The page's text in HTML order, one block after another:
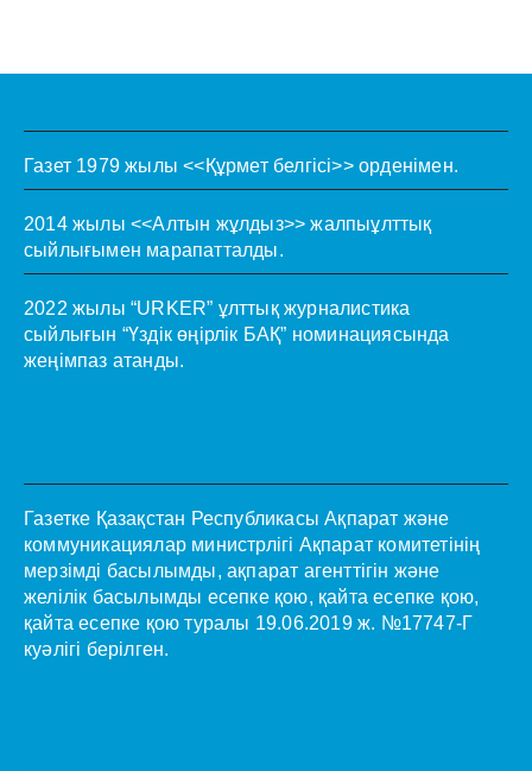
Газет 1979 жылы <<Құрмет белгісі>> орденімен.
2014 жылы <<Алтын жұлдыз>> жалпыұлттық
сыйлығымен марапатталды.
2022 жылы “URKER” ұлттық журналистика
сыйлығын “Үздік өңірлік БАҚ” номинациясында
жеңімпаз атанды.
Газетке Қазақстан Республикасы Ақпарат және
коммуникациялар министрлігі Ақпарат комитетінің
мерзімді басылымды, ақпарат агенттігін және
желілік басылымды есепке қою, қайта есепке қою,
қайта есепке қою туралы 19.06.2019 ж. №17747-Г
куәлігі берілген.